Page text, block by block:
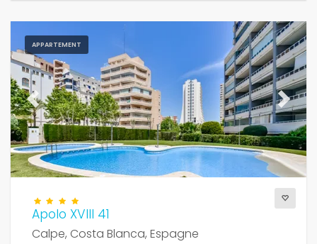
APPARTEMENT
Previous Next
Apolo XVIII 41
Calpe, Costa Blanca, Espagne